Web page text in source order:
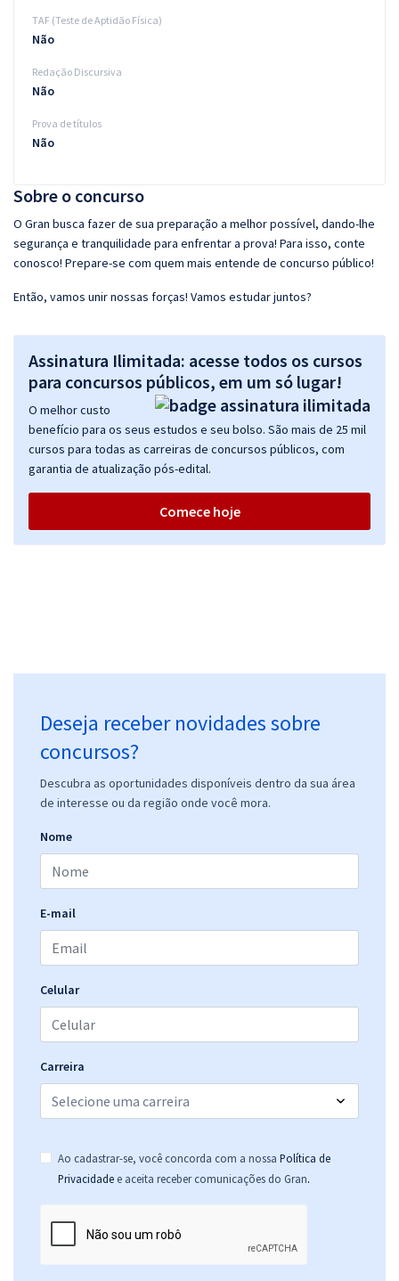
Sobre o concurso
O Gran busca fazer de sua preparação a melhor possível, dando-lhe
segurança e tranquilidade para enfrentar a prova! Para isso, conte
conosco! Prepare-se com quem mais entende de concurso público!
Então, vamos unir nossas forças! Vamos estudar juntos?
Assinatura Ilimitada: acesse todos os cursos
para concursos públicos, em um só lugar!
O melhor custo
benefício para os seus estudos e seu bolso. São mais de 25 mil
cursos para todas as carreiras de concursos públicos, com
garantia de atualização pós-edital.
Comece hoje
Deseja receber novidades sobre
concursos?
Descubra as oportunidades disponíveis dentro da sua área
de interesse ou da região onde você mora.
Nome
E-mail
Celular
Carreira
Ao cadastrar-se, você concorda com a nossa Política de
Privacidade e aceita receber comunicações do Gran.
TAF (Teste de Aptidão Física)
Não
Redação Discursiva
Não
Prova de títulos
Não